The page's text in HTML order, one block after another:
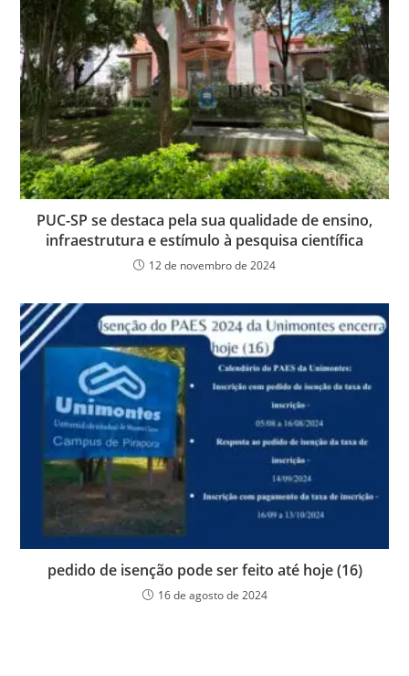
PUC-SP se destaca pela sua qualidade de ensino,
infraestrutura e estímulo à pesquisa científica
12 de novembro de 2024
pedido de isenção pode ser feito até hoje (16)
16 de agosto de 2024